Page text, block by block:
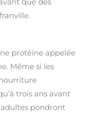
protéine appelée
Même si les
trois ans avant
pondront